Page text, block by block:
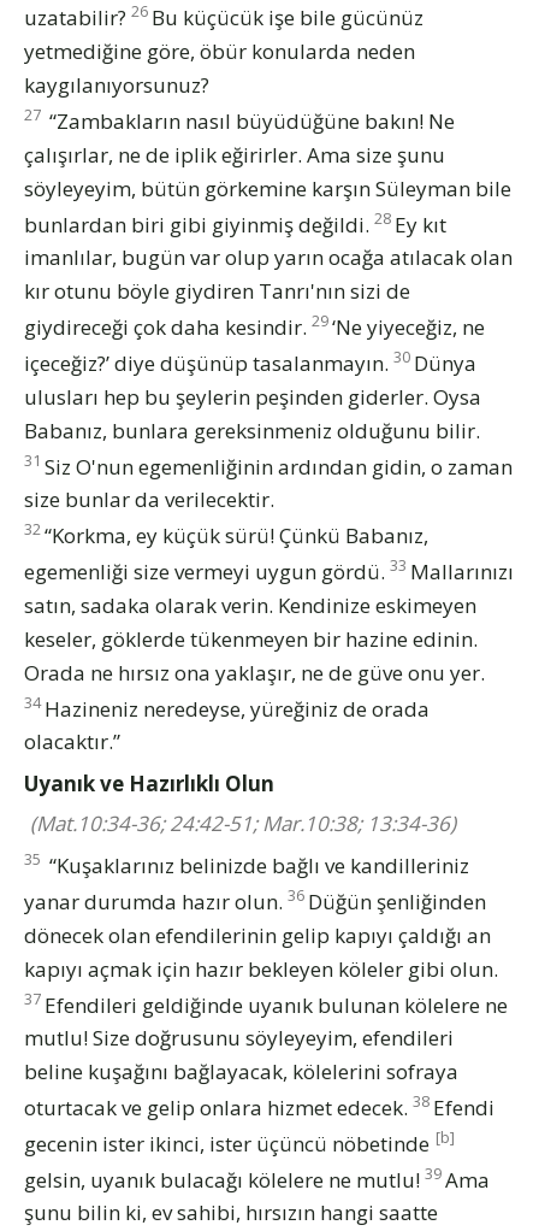
uzatabilir? 26 Bu küçücük işe bile gücünüz
yetmediğine göre, öbür konularda neden
kaygılanıyorsunuz?
27 “Zambakların nasıl büyüdüğüne bakın! Ne
çalışırlar, ne de iplik eğirirler. Ama size şunu
söyleyeyim, bütün görkemine karşın Süleyman bile
bunlardan biri gibi giyinmiş değildi. 28 Ey kıt
imanlılar, bugün var olup yarın ocağa atılacak olan
kır otunu böyle giydiren Tanrı'nın sizi de
giydireceği çok daha kesindir. 29‘Ne yiyeceğiz, ne
içeceğiz?’ diye düşünüp tasalanmayın. 30 Dünya
ulusları hep bu şeylerin peşinden giderler. Oysa
Babanız, bunlara gereksinmeniz olduğunu bilir.
31 Siz O'nun egemenliğinin ardından gidin, o zaman
size bunlar da verilecektir.
32“Korkma, ey küçük sürü! Çünkü Babanız,
egemenliği size vermeyi uygun gördü. 33 Mallarınızı
satın, sadaka olarak verin. Kendinize eskimeyen
keseler, göklerde tükenmeyen bir hazine edinin.
Orada ne hırsız ona yaklaşır, ne de güve onu yer.
34 Hazineniz neredeyse, yüreğiniz de orada
olacaktır.”
Uyanık ve Hazırlıklı Olun
(Mat.10:34-36; 24:42-51; Mar.10:38; 13:34-36)
35 “Kuşaklarınız belinizde bağlı ve kandilleriniz
yanar durumda hazır olun. 36 Düğün şenliğinden
dönecek olan efendilerinin gelip kapıyı çaldığı an
kapıyı açmak için hazır bekleyen köleler gibi olun.
37 Efendileri geldiğinde uyanık bulunan kölelere ne
mutlu! Size doğrusunu söyleyeyim, efendileri
beline kuşağını bağlayacak, kölelerini sofraya
oturtacak ve gelip onlara hizmet edecek. 38 Efendi
gecenin ister ikinci, ister üçüncü nöbetinde [b]
gelsin, uyanık bulacağı kölelere ne mutlu! 39Ama
şunu bilin ki, ev sahibi, hırsızın hangi saatte